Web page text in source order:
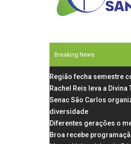
Breaking News
Região fecha semestre
Rachel Reis leva a
Senac São Carlos
diversidade
Diferentes gerações o
Broa recebe